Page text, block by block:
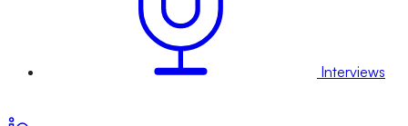
Interviews